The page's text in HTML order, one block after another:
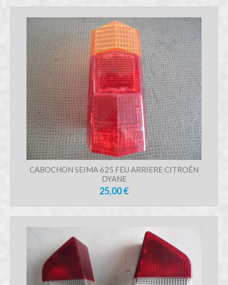
CABOCHON SEIMA 625 FEU ARRIERE CITROËN
DYANE
25,00 €